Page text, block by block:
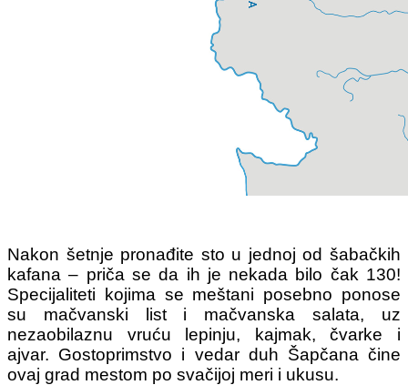
Nakon šetnje pronađite sto u jednoj od šabačkih
kafana ‒ priča se da ih je nekada bilo čak 130!
Specijaliteti kojima se meštani posebno ponose
su mačvanski list i mačvanska salata, uz
nezaobilaznu vruću lepinju, kajmak, čvarke i
ajvar. Gostoprimstvo i vedar duh Šapčana čine
ovaj grad mestom po svačijoj meri i ukusu.